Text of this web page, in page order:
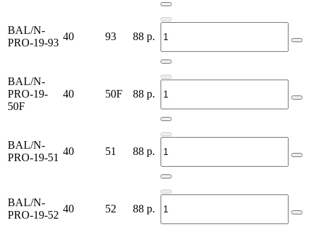
BAL/N-
PRO-19-93
40 93 88 р.
BAL/N-
PRO-19-
50F
40 50F 88 р.
BAL/N-
PRO-19-51
40 51 88 р.
BAL/N-
PRO-19-52
40 52 88 р.